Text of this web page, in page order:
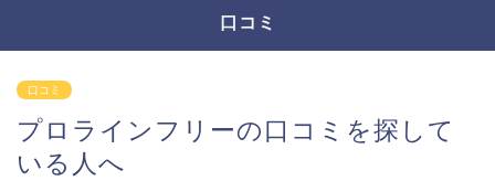
口コミ
口コミ
プロラインフリーの口コミを探して
いる人へ